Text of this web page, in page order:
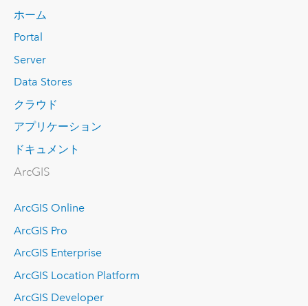
ホーム
Portal
Server
Data Stores
クラウド
アプリケーション
ドキュメント
ArcGIS
ArcGIS Online
ArcGIS Pro
ArcGIS Enterprise
ArcGIS Location Platform
ArcGIS Developer